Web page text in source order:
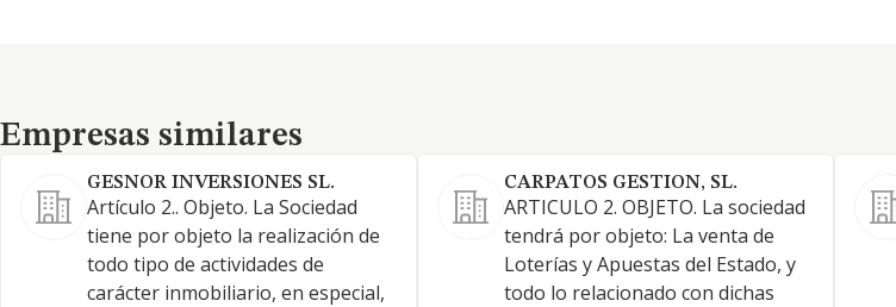
Empresas similares
Empresas similares
GESNOR INVERSIONES SL.
Artículo 2.. Objeto. La Sociedad
tiene por objeto la realización de
todo tipo de actividades de
carácter inmobiliario, en especial,
CARPATOS GESTION, SL.
ARTICULO 2. OBJETO. La sociedad
tendrá por objeto: La venta de
Loterías y Apuestas del Estado, y
todo lo relacionado con dichas